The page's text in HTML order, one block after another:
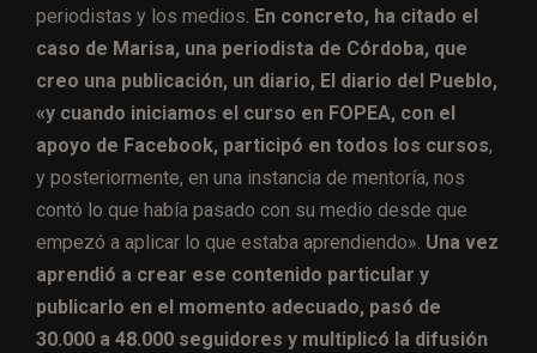
periodistas y los medios. En concreto, ha citado el
caso de Marisa, una periodista de Córdoba, que
creo una publicación, un diario, El diario del Pueblo,
«y cuando iniciamos el curso en FOPEA, con el
apoyo de Facebook, participó en todos los cursos,
y posteriormente, en una instancia de mentoría, nos
contó lo que había pasado con su medio desde que
empezó a aplicar lo que estaba aprendiendo». Una vez
aprendió a crear ese contenido particular y
publicarlo en el momento adecuado, pasó de
30.000 a 48.000 seguidores y multiplicó la difusión